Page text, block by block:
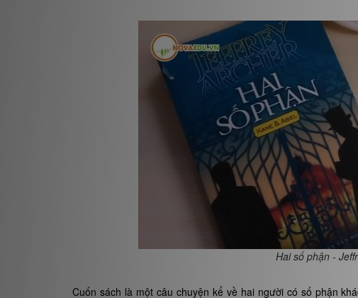
Hai số phận -
Cuốn sách là một câu chuyện kể về hai người có số phận